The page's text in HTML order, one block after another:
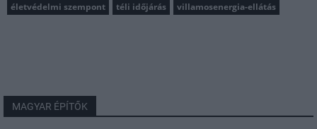
életvédelmi szempont
téli időjárás villamosenergia-ellátás
MAGYAR ÉPÍTŐK